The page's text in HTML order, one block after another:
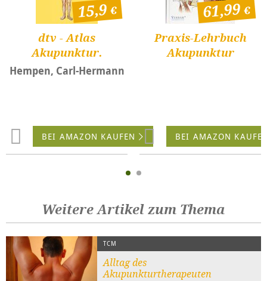
dtv - Atlas
Akupunktur.
Hempen, Carl-Hermann
15,9
BEI AMAZON KAUFEN
Praxis-Lehrbuch
Akupunktur
61,99
BEI AMAZON
Weitere Artikel zum Thema
TCM
Alltag des
Akupunkturtherapeuten